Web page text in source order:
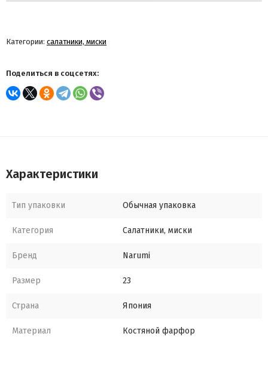
Категории: салатники, миски
Поделиться в соцсетях:
Характеристики
Тип упаковки Обычная упаковка
Категория Салатники, миски
Бренд Narumi
Размер 23
Страна Япония
Материал Костяной фарфор